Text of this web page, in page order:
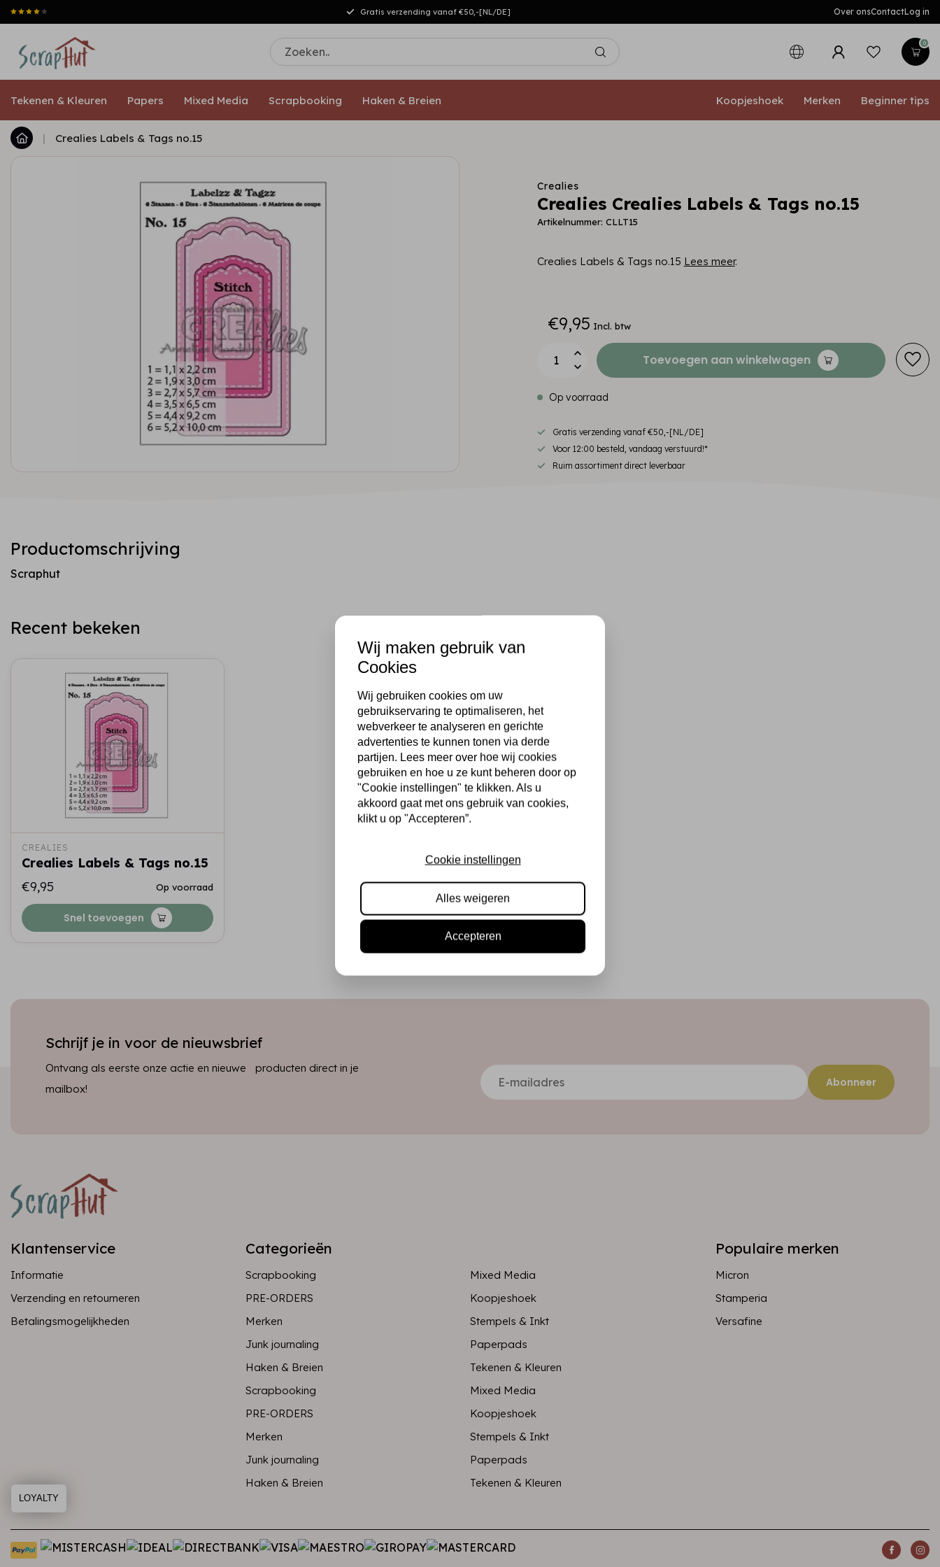
Gratis verzending vanaf €50,-[NL/DE] Over onsContactLog in
0
Tekenen & Kleuren Papers Mixed Media Scrapbooking Haken & Breien Koopjeshoek Merken Beginner tips
| Crealies Labels & Tags no.15
Crealies
Crealies Crealies Labels & Tags no.15
Artikelnummer: CLLT15
Crealies Labels & Tags no.15 Lees meer.
€9,95 Incl. btw
Toevoegen aan winkelwagen
Op voorraad
Gratis verzending vanaf €50,-[NL/DE]
Voor 12:00 besteld, vandaag verstuurd!*
Ruim assortiment direct leverbaar
Productomschrijving
Scraphut
Recent bekeken
CREALIES
Crealies Labels & Tags no.15
€9,95
Op voorraad
Snel toevoegen
Schrijf je in voor de nieuwsbrief
Ontvang als eerste onze actie en nieuwe producten direct in je
mailbox!
Abonneer
Klantenservice
Informatie
Verzending en retourneren
Betalingsmogelijkheden
Categorieën
Scrapbooking
Mixed Media
PRE-ORDERS
Koopjeshoek
Merken
Stempels & Inkt
Junk journaling
Paperpads
Haken & Breien
Tekenen & Kleuren
Scrapbooking
Mixed Media
PRE-ORDERS
Koopjeshoek
Merken
Stempels & Inkt
Junk journaling
Paperpads
Haken & Breien
Tekenen & Kleuren
Populaire merken
Micron
Stamperia
Versafine
Wij maken gebruik van
Cookies
Wij gebruiken cookies om uw
gebruikservaring te optimaliseren, het
webverkeer te analyseren en gerichte
advertenties te kunnen tonen via derde
partijen. Lees meer over hoe wij cookies
gebruiken en hoe u ze kunt beheren door op
"Cookie instellingen" te klikken. Als u
akkoord gaat met ons gebruik van cookies,
klikt u op "Accepteren”.
Cookie instellingen
Alles weigeren
Accepteren
LOYALTY